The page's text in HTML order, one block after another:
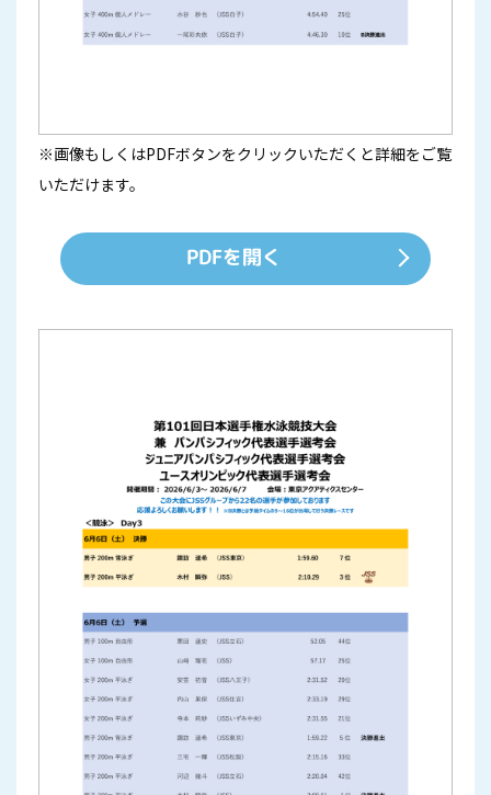
※画像もしくはPDFボタンをクリックいただくと詳細をご覧
いただけます。
PDFを開く